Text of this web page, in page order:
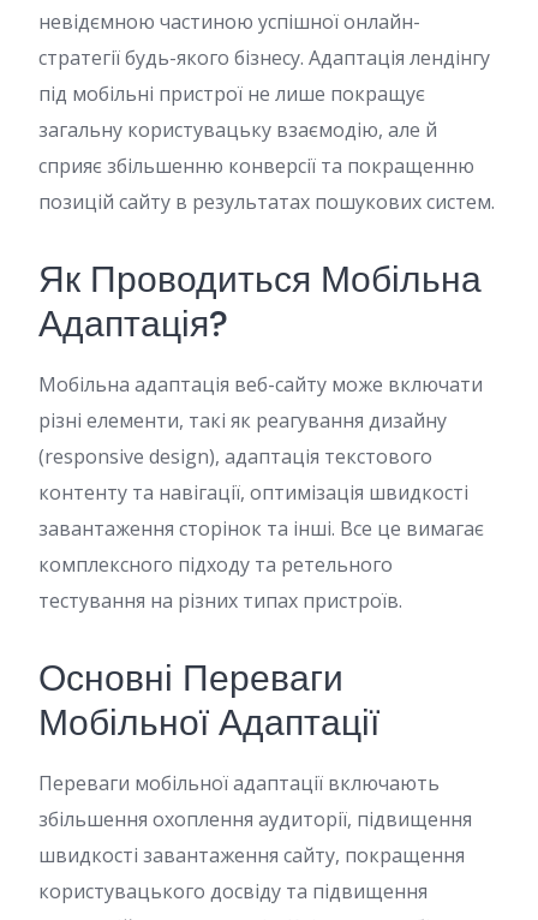
невідємною частиною успішної онлайн-
стратегії будь-якого бізнесу. Адаптація лендінгу
під мобільні пристрої не лише покращує
загальну користувацьку взаємодію, але й
сприяє збільшенню конверсії та покращенню
позицій сайту в результатах пошукових систем.
Як Проводиться Мобільна
Адаптація?
Мобільна адаптація веб-сайту може включати
різні елементи, такі як реагування дизайну
(responsive design), адаптація текстового
контенту та навігації, оптимізація швидкості
завантаження сторінок та інші. Все це вимагає
комплексного підходу та ретельного
тестування на різних типах пристроїв.
Основні Переваги
Мобільної Адаптації
Переваги мобільної адаптації включають
збільшення охоплення аудиторії, підвищення
швидкості завантаження сайту, покращення
користувацького досвіду та підвищення